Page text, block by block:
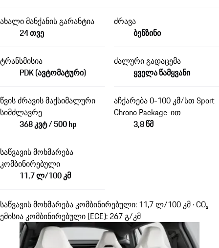
ახალი მანქანის გარანტია
24 თვე
ძრავა
ბენზინი
ტრანსმისია
PDK (ავტომატური)
ძალური გადაცემა
ყველა წამყვანი
წვის ძრავის მაქსიმალური
სიმძლავრე
368 კვტ / 500 hp
აჩქარება 0-100 კმ/სთ Sport
Chrono Package-ით
3,8 წმ
საწვავის მოხმარება
კომბინირებული
11,7 ლ/100 კმ
საწვავის მოხმარება კომბინირებული: 11,7 ლ/100 კმ · CO₂
ემისია კომბინირებული (ECE): 267 გ/კმ